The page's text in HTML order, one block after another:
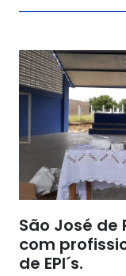
São José
com
de EPI´s.